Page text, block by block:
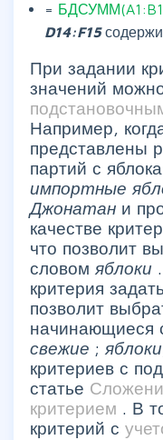
=
D14:F15
При задании
значений
Например,
представлены
партий с
импортные
Джонатан и
качестве
что позволит
словом яблоки
критерия задать
позволит
начинающиеся
свежие ;
критериев с
статье
критерием . В
критерий с